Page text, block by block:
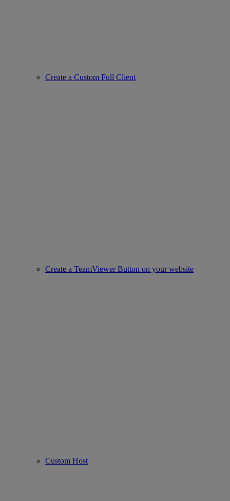
Create a Custom Full Client
Create a TeamViewer Button on your website
Custom Host